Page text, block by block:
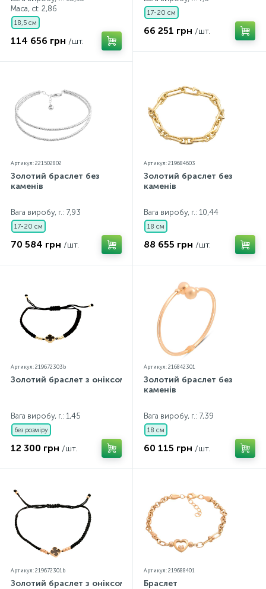
Маса, ct: 2,86
18,5 см
114 656 грн /шт.
17-20 см
66 251 грн /шт.
Артикул: 221502802
Золотий браслет без
каменів
Вага виробу, г.: 7,93
17-20 см
70 584 грн /шт.
Артикул: 219684603
Золотий браслет без
каменів
Вага виробу, г.: 10,44
18 см
88 655 грн /шт.
Артикул: 219672303b
Золотий браслет з оніксом
Вага виробу, г.: 1,45
без розміру
12 300 грн /шт.
Артикул: 216842301
Золотий браслет без
каменів
Вага виробу, г.: 7,39
18 см
60 115 грн /шт.
Артикул: 219672301b
Золотий браслет з оніксом
Артикул: 219688401
Браслет